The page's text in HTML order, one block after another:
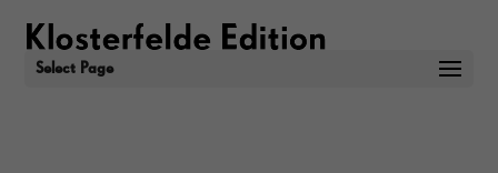
Select Page